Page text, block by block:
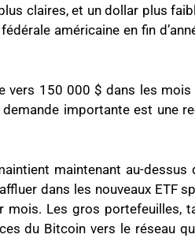
claires, et un dollar plus
américaine en fin
vers 150 000 $ dans les mois
importante est une
maintenant au-dessus
dans les nouveaux ETF
mois. Les gros portefeuilles,
du Bitcoin vers le réseau